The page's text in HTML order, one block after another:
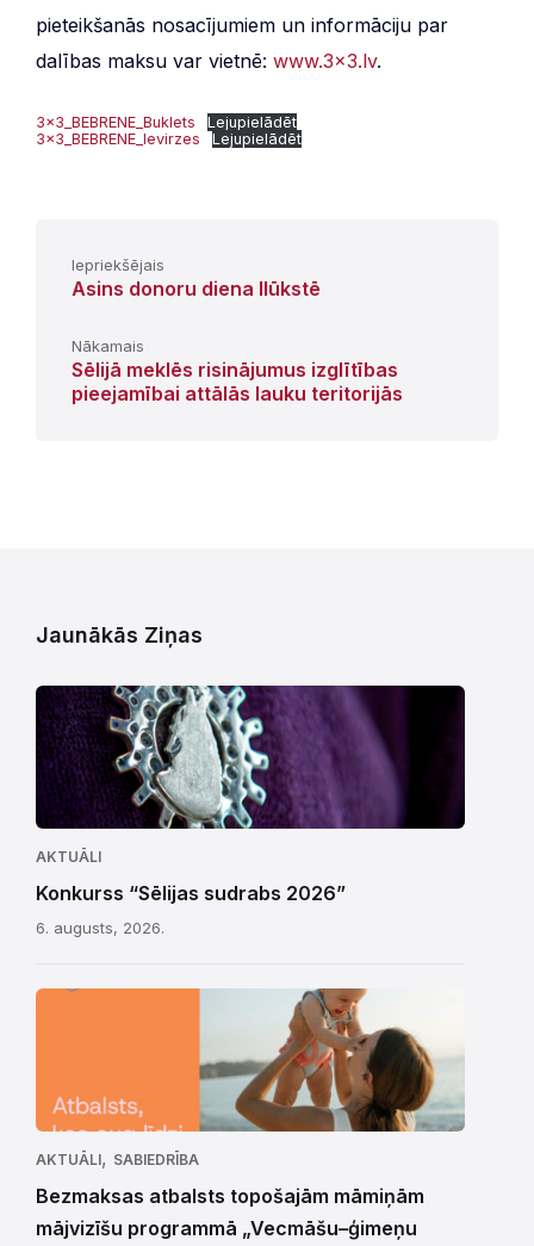
pieteikšanās nosacījumiem un informāciju par
dalības maksu var vietnē: www.3×3.lv.
3x3_BEBRENE_Buklets
Lejupielādēt
3x3_BEBRENE_Ievirzes
Lejupielādēt
Iepriekšējais
Asins donoru diena Ilūkstē
Nākamais
Sēlijā meklēs risinājumus izglītības
pieejamībai attālās lauku teritorijās
Jaunākās Ziņas
AKTUĀLI
Konkurss “Sēlijas sudrabs 2026”
6. augusts, 2026.
AKTUĀLI, SABIEDRĪBA
Bezmaksas atbalsts topošajām māmiņām
mājvizīšu programmā „Vecmāšu–ģimeņu